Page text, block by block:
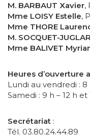
M. BARBAUT Xavier,
Mme LOISY Estelle,
Mme THORE
M. SOCQUET-
Mme BALIVET
Heures d’ouverture
Lundi au vendredi : 8
Samedi : 9 h – 12 h et
Secrétariat :
Tél. 03.80.24.44.89